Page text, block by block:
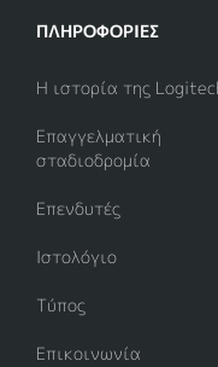
ΠΛΗΡΟΦΟΡΊΕΣ
Η ιστορία της
Επαγγελματική
σταδιοδρομία
Επενδυτές
Ιστολόγιο
Τύπος
Επικοινωνία